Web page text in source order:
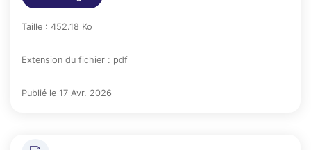
Taille : 452.18 Ko
Extension du fichier : pdf
Publié le 17 Avr. 2026